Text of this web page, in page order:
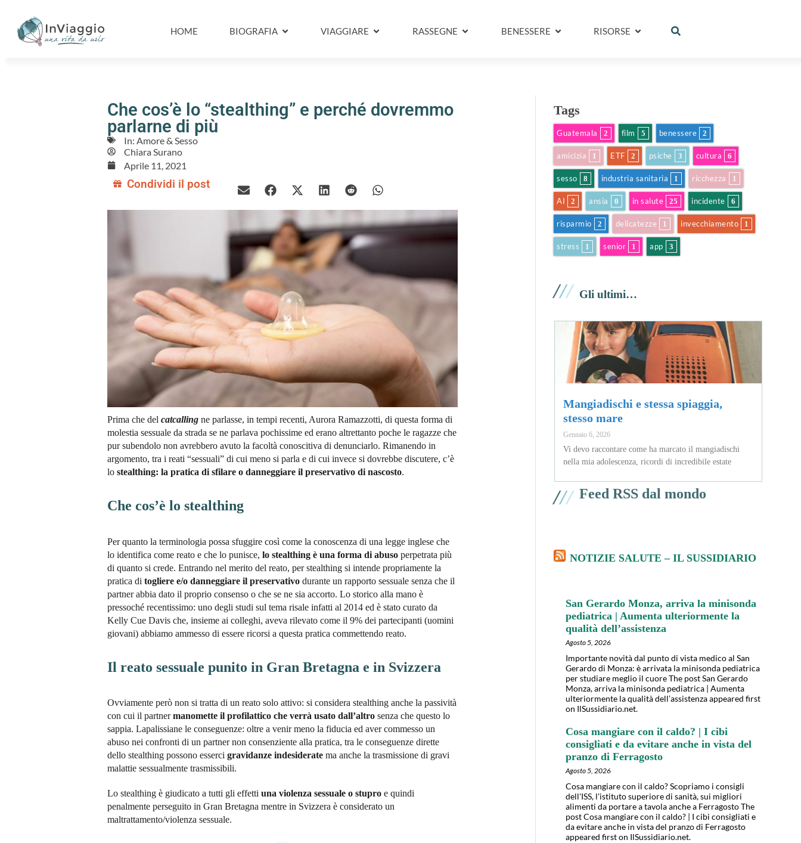
HOME BIOGRAFIA VIAGGIARE RASSEGNE BENESSERE RISORSE
Che cos’è lo “stealthing” e perché dovremmo
parlarne di più
In: Amore & Sesso
Chiara Surano
Aprile 11, 2021
Condividi il post
Prima che del catcalling ne parlasse, in tempi recenti, Aurora Ramazzotti, di questa forma di
molestia sessuale da strada se ne parlava pochissime ed erano altrettanto poche le ragazze che
pur subendolo non avrebbero avuto la facoltà conoscitiva di denunciarlo. Rimanendo in
argomento, tra i reati “sessuali” di cui meno si parla e di cui invece si dovrebbe discutere, c’è
lo stealthing: la pratica di sfilare o danneggiare il preservativo di nascosto.
Che cos’è lo stealthing
Per quanto la terminologia possa sfuggire così come la conoscenza di una legge inglese che
lo identifica come reato e che lo punisce, lo stealthing è una forma di abuso perpetrata più
di quanto si crede. Entrando nel merito del reato, per stealthing si intende propriamente la
pratica di togliere e/o danneggiare il preservativo durante un rapporto sessuale senza che il
partner abbia dato il proprio consenso o che se ne sia accorto. Lo storico alla mano è
pressoché recentissimo: uno degli studi sul tema risale infatti al 2014 ed è stato curato da
Kelly Cue Davis che, insieme ai colleghi, aveva rilevato come il 9% dei partecipanti (uomini
giovani) abbiamo ammesso di essere ricorsi a questa pratica commettendo reato.
Il reato sessuale punito in Gran Bretagna e in Svizzera
Ovviamente però non si tratta di un reato solo attivo: si considera stealthing anche la passività
con cui il partnermanomette il profilattico che verrà usato dall’altro senza che questo lo
sappia. Lapalissiane le conseguenze: oltre a venir meno la fiducia ed aver commesso un
abuso nei confronti di un partner non consenziente alla pratica, tra le conseguenze dirette
dello stealthing possono esserci gravidanze indesiderate ma anche la trasmissione di gravi
malattie sessualmente trasmissibili.
Lo stealthing è giudicato a tutti gli effetti una violenza sessuale o stupro e quindi
penalmente perseguito in Gran Bretagna mentre in Svizzera è considerato un
maltrattamento/violenza sessuale.
Tags
Guatemala 2 film 5 benessere 2
amicizia 1 ETF 2 psiche 3 cultura 6
sesso 8 industria sanitaria 1 ricchezza 1
AI 2 ansia 0 in salute 25 incidente 6
risparmio 2 delicatezze 1 invecchiamento 1
stress 1 senior 1 app 3
/// Gli ultimi…
Mangiadischi e stessa spiaggia,
stesso mare
Gennaio 6, 2026
Vi devo raccontare come ha marcato il mangiadischi
nella mia adolescenza, ricordi di incredibile estate
/// Feed RSS dal mondo
NOTIZIE SALUTE – IL SUSSIDIARIO
San Gerardo Monza, arriva la minisonda
pediatrica | Aumenta ulteriormente la
qualità dell’assistenza
Agosto 5, 2026
Importante novità dal punto di vista medico al San
Gerardo di Monza: è arrivata la minisonda pediatrica
per studiare meglio il cuore The post San Gerardo
Monza, arriva la minisonda pediatrica | Aumenta
ulteriormente la qualità dell’assistenza appeared first
on IlSussidiario.net.
Cosa mangiare con il caldo? | I cibi
consigliati e da evitare anche in vista del
pranzo di Ferragosto
Agosto 5, 2026
Cosa mangiare con il caldo? Scopriamo i consigli
dell'ISS, l'istituto superiore di sanità, sui migliori
alimenti da portare a tavola anche a Ferragosto The
post Cosa mangiare con il caldo? | I cibi consigliati e
da evitare anche in vista del pranzo di Ferragosto
appeared first on IlSussidiario.net.